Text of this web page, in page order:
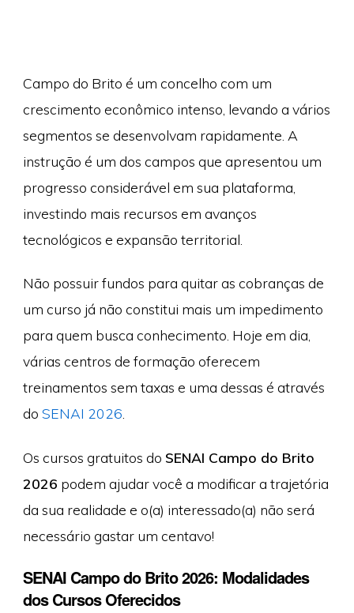
Campo do Brito é um concelho com um
crescimento econômico intenso, levando a vários
segmentos se desenvolvam rapidamente. A
instrução é um dos campos que apresentou um
progresso considerável em sua plataforma,
investindo mais recursos em avanços
tecnológicos e expansão territorial.
Não possuir fundos para quitar as cobranças de
um curso já não constitui mais um impedimento
para quem busca conhecimento. Hoje em dia,
várias centros de formação oferecem
treinamentos sem taxas e uma dessas é através
do SENAI 2026
Os cursos gratuitos do SENAI Campo do Brito
2026 podem ajudar você a modificar a trajetória
da sua realidade e o(a) interessado(a) não será
necessário gastar um centavo!
SENAI Campo do Brito 2026: Modalidades
dos Cursos Oferecidos